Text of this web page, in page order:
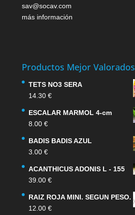
sav@socav.com
más información
Productos Mejor Valorados
TETS NO3 SERA
14.30 €
ESCALAR MARMOL 4-cm
8.00 €
BADIS BADIS AZUL
3.00 €
ACANTHICUS ADONIS L - 155
39.00 €
RAIZ ROJA MINI. SEGUN PESO.
12.00 €